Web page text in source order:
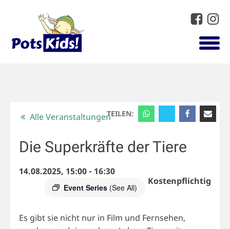
TEILEN:
Alle Veranstaltungen
Die Superkräfte der Tiere
14.08.2025, 15:00- 16:30
Event Series (See All)
Kostenpflichtig
Es gibt sie nicht nur in Film und Fernsehen,